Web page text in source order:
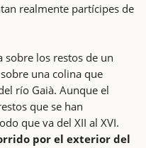
realmente partícipes de
sobre los restos de un
una colina que
río Gaià. Aunque el
que se han
que va del XII al XVI.
por el exterior del